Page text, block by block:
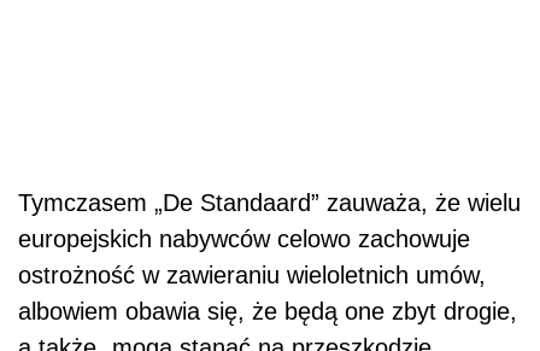
Tymczasem „De Standaard” zauważa, że wielu
europejskich nabywców celowo zachowuje
ostrożność w zawieraniu wieloletnich umów,
albowiem obawia się, że będą one zbyt drogie,